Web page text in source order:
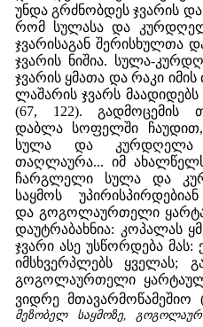
უნდა გრძნობდეს ჯვარის
რომ სულასა და
ჯვარისაგან შერისხულთა
ჯვარის ნიშია. სულა-
ჯვარის ყმათა და რაკი
ლაშარის ჯვარს მაადიდებს
(67, 122). გადმოცემის
დაბლა სოფელში
სულა და კურდღელა
თაღლაურა... იმ ახალწელს
ჩარგლელი სულა და
საყმოს
და გოგოლაურთელი
დაუტრაბახნია: კოპალას
ჯვარი ასე უსწორდება
იმსხვერპლებს ყველას;
გოგოლაურთელი
ვიდრე მთავარმოწამეშიო
მეზობელ საყმოზე,